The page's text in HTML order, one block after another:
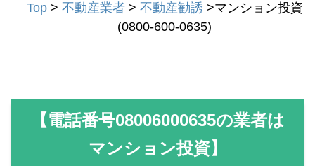
Top> 不動産業者> 不動産勧誘 >マンション投資
(0800-600-0635)
【電話番号08006000635の業者は
マンション投資】